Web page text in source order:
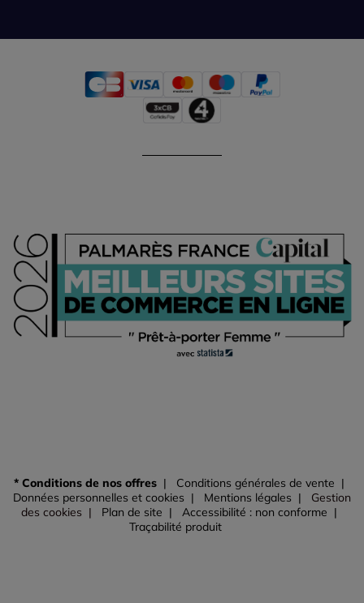
* Conditions de nos offres
Conditions générales de vente
Données personnelles et cookies
Mentions légales
Gestion
des cookies
Plan de site
Accessibilité : non conforme
Traçabilité produit